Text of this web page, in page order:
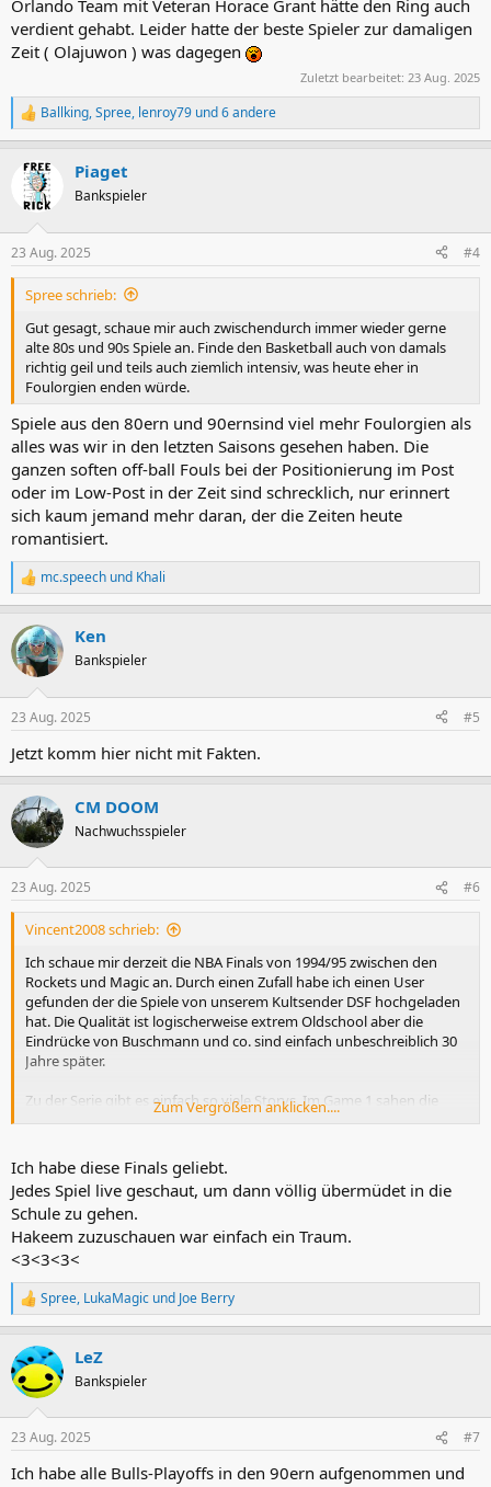
Orlando Team mit Veteran Horace Grant hätte den Ring auch
verdient gehabt. Leider hatte der beste Spieler zur damaligen
Zeit ( Olajuwon ) was dagegen
Zuletzt bearbeitet: 23 Aug. 2025
R
e
k
e
n
Ballking,Spree, lenroy79 und 6 andere
Piaget
Bankspieler
23 Aug. 2025 #4
Spree schrieb:
Gut gesagt, schaue mir auch zwischendurch immer wieder gerne
alte 80s und 90s Spiele an. Finde den Basketball auch von damals
richtig geil und teils auch ziemlich intensiv, was heute eher in
Foulorgien enden würde.
Spiele aus den 80ern und 90ernsind viel mehr Foulorgien als
alles was wir in den letzten Saisons gesehen haben. Die
ganzen soften off-ball Fouls bei der Positionierung im Post
oder im Low-Post in der Zeit sind schrecklich, nur erinnert
sich kaum jemand mehr daran, der die Zeiten heute
romantisiert.
R
e
k
t
i
e
:
mc.speech und Khali
Ken
Bankspieler
23 Aug. 2025 #5
Jetzt komm hier nicht mit Fakten.
CM DOOM
Nachwuchsspieler
23 Aug. 2025 #6
Vincent2008 schrieb:
Ich schaue mir derzeit die NBA Finals von 1994/95 zwischen den
Rockets und Magic an. Durch einen Zufall habe ich einen User
gefunden der die Spiele von unserem Kultsender DSF hochgeladen
hat. Die Qualität ist logischerweise extrem Oldschool aber die
Eindrücke von Buschmann und co. sind einfach unbeschreiblich 30
Jahre später.
Zu der Serie gibt es einfach so viele Storys. Im Game 1 sahen die
Magic wie der klare Gewinner aus. Dann vergeigt Nick Anderson 4
wie die Serie verlaufen wäre wenn Orlando Game 1 gewonnen
hätte. Hakeem vs. Shaq war schon super. Penny noch gesund und
fit zu sehen ist auch schön. Schade das die Rockets mit Sam Cassell
und der starken Defense uns den Zahn gezogen hat. Dieses junge
Orlando Team mit Veteran Horace Grant hätte den Ring auch
verdient gehabt. Leider hatte der beste Spieler zur damaligen Zeit (
Olajuwon ) was dagegen
Zum Vergrößern anklicken....
Ich habe diese Finals geliebt.
Jedes Spiel live geschaut, um dann völlig übermüdet in die
Schule zu gehen.
Hakeem zuzuschauen war einfach ein Traum.
<3<3<3<
R
e
k
t
i
e
:
Spree, LukaMagic und Joe Berry
LeZ
Bankspieler
23 Aug. 2025 #7
Ich habe alle Bulls-Playoffs in den 90ern aufgenommen und